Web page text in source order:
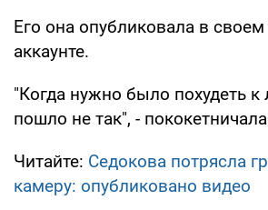
Его она опубликовала в
аккаунте.
"Когда нужно было похудеть к
пошло не так", -
Читайте: Седокова потрясла
камеру: опубликовано видео